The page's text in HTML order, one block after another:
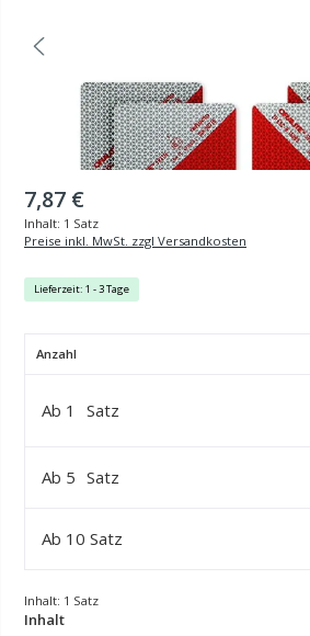
7,87 €
Inhalt: 1 Satz
Preise inkl. MwSt. zzgl Versandkosten
Lieferzeit: 1 - 3 Tage
Anzahl
Ab 1 Satz
Ab 5 Satz
Ab 10 Satz
Inhalt: 1 Satz
Inhaltauswählen